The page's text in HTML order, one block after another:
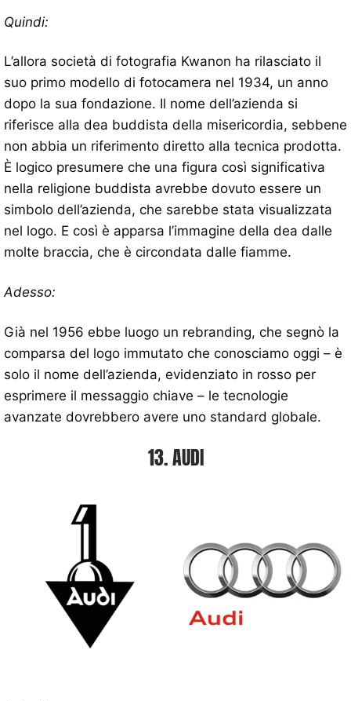
Quindi:
L’allora società di fotografia Kwanon ha rilasciato il
suo primo modello di fotocamera nel 1934, un anno
dopo la sua fondazione. Il nome dell’azienda si
riferisce alla dea buddista della misericordia, sebbene
non abbia un riferimento diretto alla tecnica prodotta.
È logico presumere che una figura così significativa
nella religione buddista avrebbe dovuto essere un
simbolo dell’azienda, che sarebbe stata visualizzata
nel logo. E così è apparsa l’immagine della dea dalle
molte braccia, che è circondata dalle fiamme.
Adesso:
Già nel 1956 ebbe luogo un rebranding, che segnò la
comparsa del logo immutato che conosciamo oggi – è
solo il nome dell’azienda, evidenziato in rosso per
esprimere il messaggio chiave – le tecnologie
avanzate dovrebbero avere uno standard globale.
13. AUDI